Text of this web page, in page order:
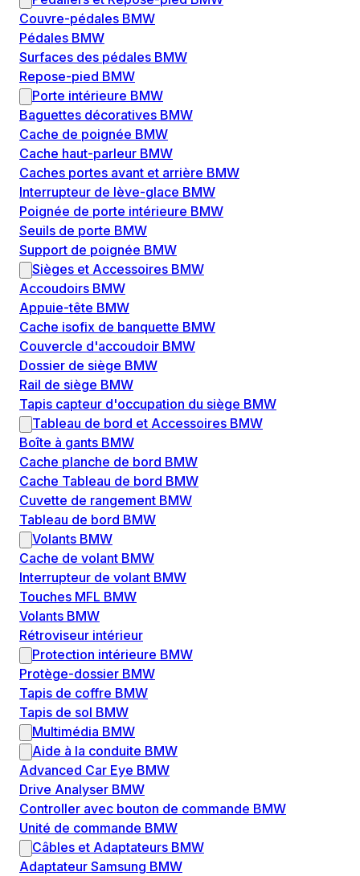
Couvre-pédales BMW
Pédales BMW
Surfaces des pédales BMW
Repose-pied BMW
Porte intérieure BMW
Baguettes décoratives BMW
Cache de poignée BMW
Cache haut-parleur BMW
Caches portes avant et arrière BMW
Interrupteur de lève-glace BMW
Poignée de porte intérieure BMW
Seuils de porte BMW
Support de poignée BMW
Sièges et Accessoires BMW
Accoudoirs BMW
Appuie-tête BMW
Cache isofix de banquette BMW
Couvercle d'accoudoir BMW
Dossier de siège BMW
Rail de siège BMW
Tapis capteur d'occupation du siège BMW
Tableau de bord et Accessoires BMW
Boîte à gants BMW
Cache planche de bord BMW
Cache Tableau de bord BMW
Cuvette de rangement BMW
Tableau de bord BMW
Volants BMW
Cache de volant BMW
Interrupteur de volant BMW
Touches MFL BMW
Volants BMW
Rétroviseur intérieur
Protection intérieure BMW
Protège-dossier BMW
Tapis de coffre BMW
Tapis de sol BMW
Multimédia BMW
Aide à la conduite BMW
Advanced Car Eye BMW
Drive Analyser BMW
Controller avec bouton de commande BMW
Unité de commande BMW
Câbles et Adaptateurs BMW
Adaptateur Samsung BMW